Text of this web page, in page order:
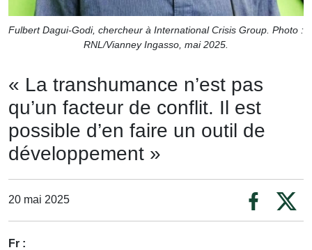
Fulbert Dagui-Godi, chercheur à International Crisis Group. Photo :
RNL/Vianney Ingasso, mai 2025.
« La transhumance n’est pas
qu’un facteur de conflit. Il est
possible d’en faire un outil de
développement »
20 mai 2025
Fr :